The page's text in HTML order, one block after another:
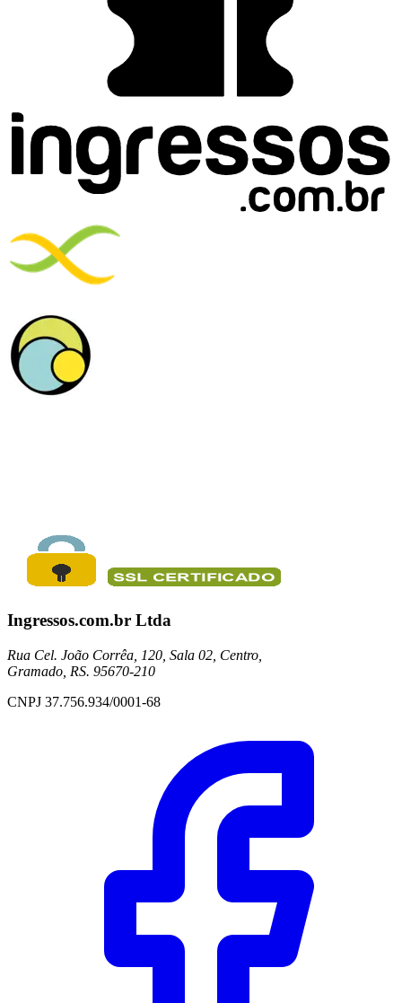
Ingressos.com.br Ltda
Rua Cel. João Corrêa, 120, Sala 02, Centro,
Gramado, RS. 95670-210
CNPJ 37.756.934/0001-68